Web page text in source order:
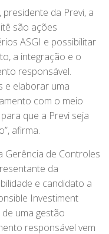
da Previ, a
são ações
ASGI e possibilitar
a integração e o
responsável.
e elaborar uma
com o meio
que a Previ seja
afirma.
Gerência de Controles
da
e candidato a
Investiment
uma gestão
responsável vem